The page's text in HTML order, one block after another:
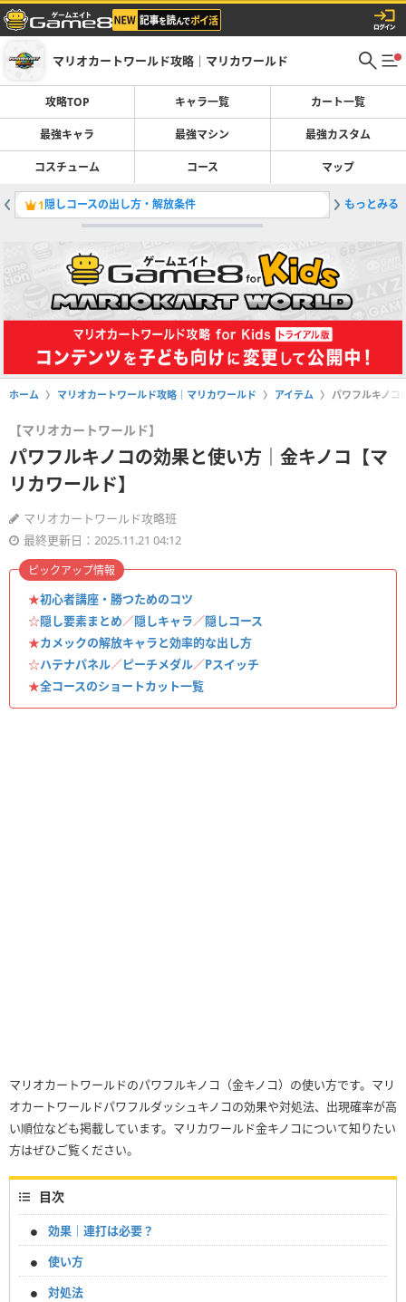
マリオカートワールド攻略｜マリカワールド
攻略TOP キャラ一覧 カート一覧
最強キャラ 最強マシン 最強カスタム
コスチューム コース マップ
1隠しコースの出し方・解放条件 2キャラ
もっとみる
ホーム マリオカートワールド攻略｜マリカワールド アイテム パワフルキノコ
【マリオカートワールド】
パワフルキノコの効果と使い方｜金キノコ【マ
リカワールド】
マリオカートワールド攻略班
最終更新日：2025.11.21 04:12
★初心者講座・勝つためのコツ
☆隠し要素まとめ／隠しキャラ／隠しコース
★カメックの解放キャラと効率的な出し方
☆ハテナパネル／ピーチメダル／Pスイッチ
★全コースのショートカット一覧
ピックアップ情報
マリオカートワールドのパワフルキノコ（金キノコ）の使い方です。マリ
オカートワールドパワフルダッシュキノコの効果や対処法、出現確率が高
い順位なども掲載しています。マリカワールド金キノコについて知りたい
方はぜひご覧ください。
目次
効果｜連打は必要？
使い方
対処法